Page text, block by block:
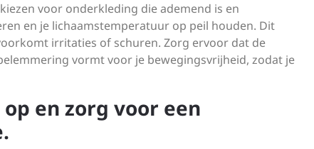
voor onderkleding die ademend is en
en je lichaamstemperatuur op peil houden. Dit
irritaties of schuren. Zorg ervoor dat de
vormt voor je bewegingsvrijheid, zodat je
en zorg voor een